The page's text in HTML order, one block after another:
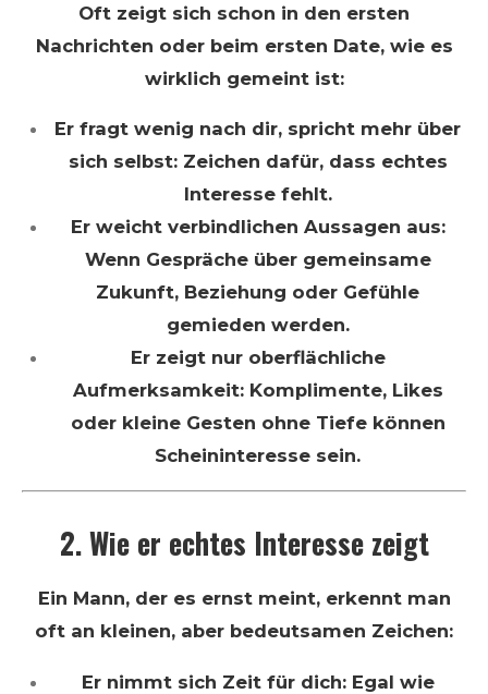
Oft zeigt sich schon in den ersten
Nachrichten oder beim ersten Date, wie es
wirklich gemeint ist:
Er fragt wenig nach dir, spricht mehr über
sich selbst: Zeichen dafür, dass echtes
Interesse fehlt.
Er weicht verbindlichen Aussagen aus:
Wenn Gespräche über gemeinsame
Zukunft, Beziehung oder Gefühle
gemieden werden.
Er zeigt nur oberflächliche
Aufmerksamkeit: Komplimente, Likes
oder kleine Gesten ohne Tiefe können
Scheininteresse sein.
2. Wie er echtes Interesse zeigt
Ein Mann, der es ernst meint, erkennt man
oft an kleinen, aber bedeutsamen Zeichen:
Er nimmt sich Zeit für dich: Egal wie